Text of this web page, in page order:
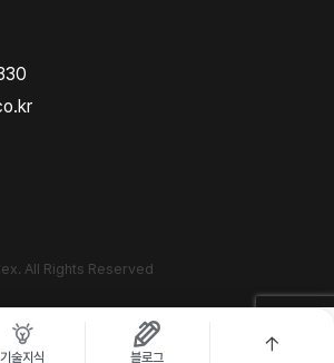
기술지식 블로그
All Rights Reserved